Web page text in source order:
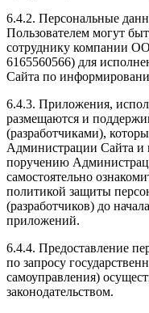
6.4.2. Персональные
Пользователем могут
сотруднику компании
6165560566) для
Сайта по
6.4.3. Приложения,
размещаются и
(разработчиками),
Администрации Сайта и
поручению
самостоятельно
политикой защиты
(разработчиков) до
приложений.
6.4.4. Предоставление
по запросу
самоуправления)
законодательством.